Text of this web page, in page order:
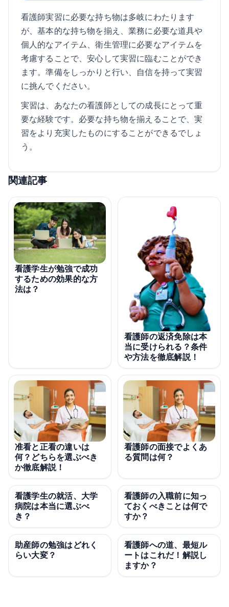
看護師実習に必要な持ち物は多岐にわたります
が、基本的な持ち物を揃え、業務に必要な道具や
個人的なアイテム、衛生管理に必要なアイテムを
考慮することで、安心して実習に臨むことができ
ます。準備をしっかりと行い、自信を持って実習
に挑んでください。
実習は、あなたの看護師としての成長にとって重
要な経験です。必要な持ち物を揃えることで、実
習をより充実したものにすることができるでしょ
う。
関連記事
看護学生が勉強で成功
するための効果的な方
法は？
看護師の返済免除は本
当に受けられる？条件
や方法を徹底解説！
准看と正看の違いは
何？どちらを選ぶべき
か徹底解説！
看護師の面接でよくあ
る質問は何？
看護学生の就活、大学
病院は本当に選ぶべ
き？
看護師の入職前に知っ
ておくべきことは何で
すか？
助産師の勉強はどれく
らい大変？
看護師への道、最短ル
ートはこれだ！解説し
ますか？